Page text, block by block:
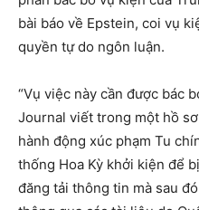
bài báo về Epstein, coi vụ
quyền tự do ngôn luận.
“Vụ việc này cần được bác
Journal viết trong một hồ
hành động xúc phạm Tu
thống Hoa Kỳ khởi kiện để
đăng tải thông tin mà sau